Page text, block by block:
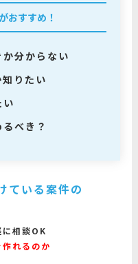
おすすめ！
分からない
りたい
べき？
ている案件の
に相談OK
れるのか